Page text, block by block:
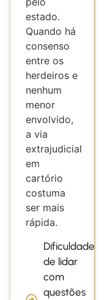
estado.
Quando há
consenso
entre os
herdeiros e
nenhum
menor
envolvido,
a via
extrajudicial
em
cartório
costuma
ser mais
rápida.
Dificuldade
de lidar
com
questões